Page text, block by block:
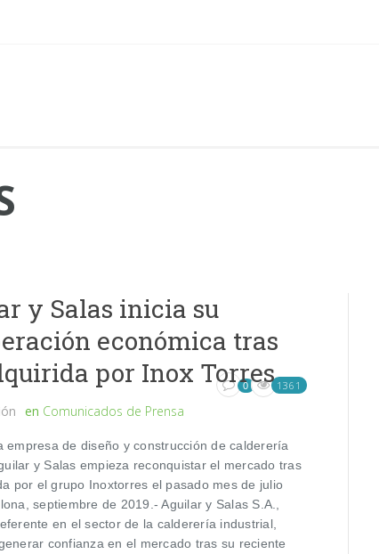
y Salas inicia su
económica tras
por Inox Torres
en Comunicados de Prensa
0 1361
empresa de diseño y construcción de calderería
y Salas empieza reconquistar el mercado tras
por el grupo Inoxtorres el pasado mes de julio
septiembre de 2019.- Aguilar y Salas S.A.,
en el sector de la calderería industrial,
confianza en el mercado tras su reciente